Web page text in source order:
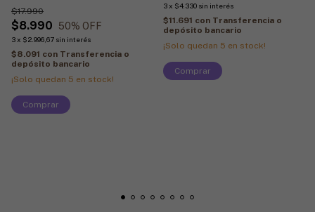
$8.990
$17.990
50% OFF
3x $2.996,67 sin interés
$8.091 con Transferencia o
depósito bancario
¡Solo quedan 5 en stock!
Comprar
3 x $4.330 sin interés
$11.691 con Transferencia o
depósito bancario
¡Solo quedan 5 en stock!
Comprar